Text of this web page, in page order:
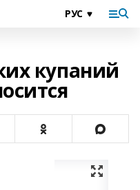
купаний